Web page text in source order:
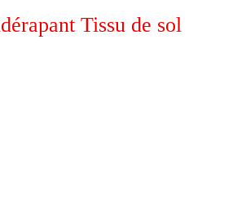
Tissu de sol